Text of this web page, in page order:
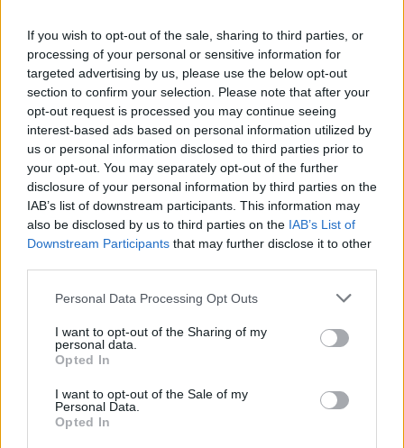
If you wish to opt-out of the sale, sharing to third parties, or
processing of your personal or sensitive information for
targeted advertising by us, please use the below opt-out
section to confirm your selection. Please note that after your
opt-out request is processed you may continue seeing
interest-based ads based on personal information utilized by
us or personal information disclosed to third parties prior to
your opt-out. You may separately opt-out of the further
disclosure of your personal information by third parties on the
IAB’s list of downstream participants. This information may
also be disclosed by us to third parties on the IAB’s List of
Downstream Participants that may further disclose it to other
Personal Data Processing Opt Outs
I want to opt-out of the Sharing of my
personal data.
Opted In
I want to opt-out of the Sale of my
Personal Data.
Opted In
Πελοπόννησος
Χωρίς προστασία, χωρίς παιδεία και
χωρίς αλληλεγγύη το ομώνυμο νομικό
πρόσωπο του δήμου Σπάρτης!
06 Ιουνίου 2023 19:44